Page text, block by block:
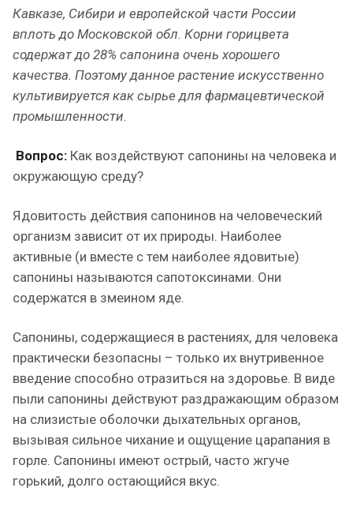
Кавказе, Сибири и европейской части России
вплоть до Московской обл. Корни горицвета
содержат до 28% сапонина очень хорошего
качества. Поэтому данное растение искусственно
культивируется как сырье для фармацевтической
промышленности.
Вопрос: Как воздействуют сапонины на человека и
окружающую среду?
Ядовитость действия сапонинов на человеческий
организм зависит от их природы. Наиболее
активные (и вместе с тем наиболее ядовитые)
сапонины называются сапотоксинами. Они
содержатся в змеином яде.
Сапонины, содержащиеся в растениях, для человека
практически безопасны – только их внутривенное
введение способно отразиться на здоровье. В виде
пыли сапонины действуют раздражающим образом
на слизистые оболочки дыхательных органов,
вызывая сильное чихание и ощущение царапания в
горле. Сапонины имеют острый, часто жгуче
горький, долго остающийся вкус.